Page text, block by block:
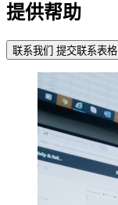
提供帮助
联系我们 提交联系表格